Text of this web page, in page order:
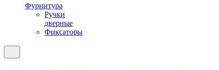
Фурнитура
Ручки
дверные
Фиксаторы